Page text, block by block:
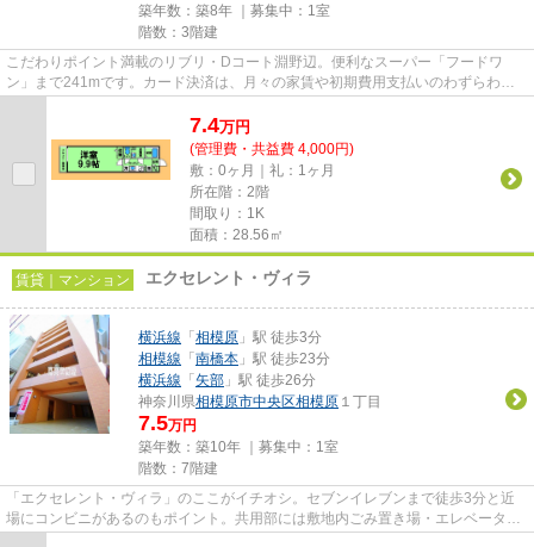
築年数：築8年 ｜募集中： 1室
階数：3階建
こだわりポイント満載のリブリ・Dコート淵野辺。便利なスーパー「フードワ
ン」まで241mです。カード決済は、月々の家賃や初期費用支払いのわずらわし
7.4万円
(管理費・共益費 4,000円)
敷：0ヶ月｜礼：1ヶ月
所在階：2階
間取り：1K
面積：28.56㎡
賃貸｜マンション エクセレント・ヴィラ
横浜線 「 相模原 」駅 徒歩3分
相模線 「 南橋本 」駅 徒歩23分
横浜線 「 矢部 」駅 徒歩26分
神奈川県相模原市中央区相模原 １丁目
7.5万円
築年数：築10年 ｜募集中： 1室
階数：7階建
「エクセレント・ヴィラ」のここがイチオシ。セブンイレブンまで徒歩3分と近
場にコンビニがあるのもポイント。共用部には敷地内ごみ置き場・エレベータな